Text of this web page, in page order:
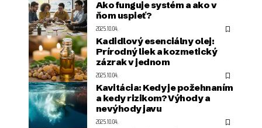
Ako funguje systém a ako v
ňom uspieť?
2025.10.04.
Kadidlový esenciálny olej:
Prírodný liek a kozmetický
zázrak v jednom
2025.10.04.
Kavitácia: Kedy je požehnaním
a kedy rizikom? Výhody a
nevýhody javu
2025.10.04.